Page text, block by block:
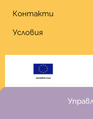
Контакти
Условия